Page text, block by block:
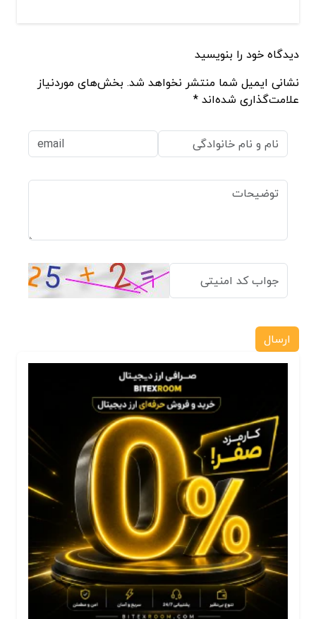
دیدگاه خود را بنویسید
نشانی ایمیل شما منتشر نخواهد شد. بخش‌های موردنیاز
علامت‌گذاری شده‌اند *
ارسال